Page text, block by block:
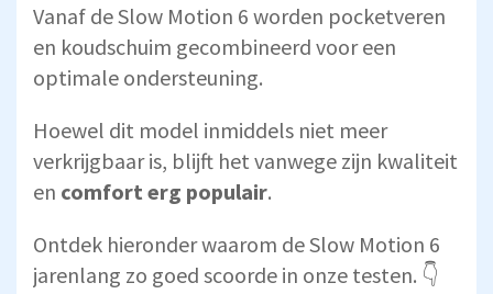
Vanaf de Slow Motion 6 worden pocketveren
en koudschuim gecombineerd voor een
optimale ondersteuning.
Hoewel dit model inmiddels niet meer
verkrijgbaar is, blijft het vanwege zijn kwaliteit
en comfort erg populair.
Ontdek hieronder waarom de Slow Motion 6
jarenlang zo goed scoorde in onze testen. 👇